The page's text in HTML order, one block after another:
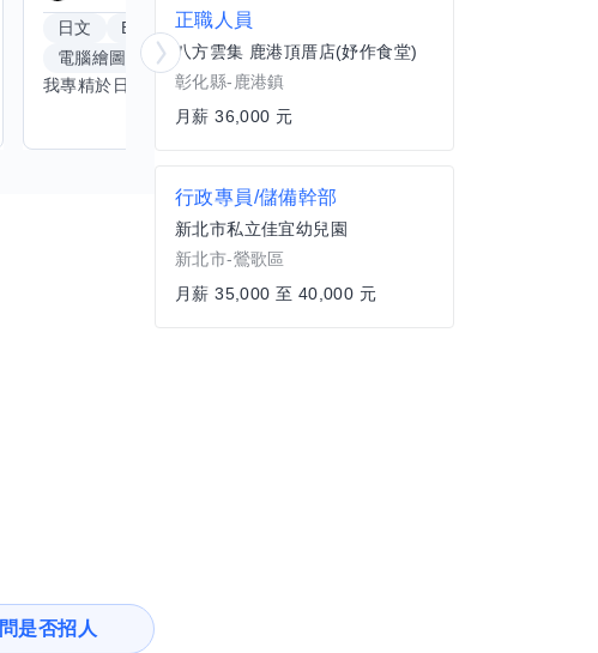
日文 Excel Word
電腦繪圖
手繪 影像剪輯與後製
更多
問是否招人
正職人員
八方雲集 鹿港頂厝店(妤作食堂)
彰化縣-鹿港鎮
月薪 36,000 元
行政專員/儲備幹部
新北市私立佳宜幼兒園
新北市-鶯歌區
月薪 35,000 至 40,000 元